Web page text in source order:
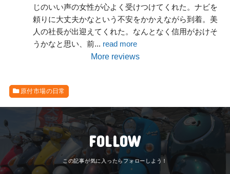
じのいい声の女性が心よく受けつけてくれた。ナビを
頼りに大丈夫かなという不安をかかえながら到着。美
人の社長が出迎えてくれた。なんとなく信用がおけそ
うかなと思い、前... read more
More reviews
原付市場の日常
FOLLOW